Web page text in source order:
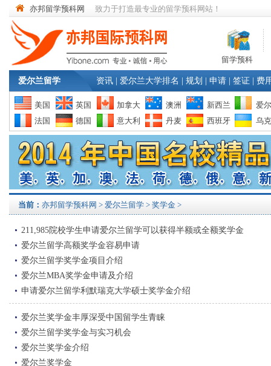
亦邦留学预科网 致力于打造最专业的留学预科网站！
留学预科
爱尔兰留学 资讯 爱尔兰大学排名 规划 申请 签证 费
美国 英国 加拿大 澳洲 新西兰
爱
法国
德国 意大利 丹麦 西班牙 乌
当前： 亦邦留学预科网 > 爱尔兰留学 > 奖学金 >
211,985院校学生申请爱尔兰留学可以获得半额或全额奖学金
爱尔兰留学高额奖学金容易申请
爱尔兰留学奖学金项目介绍
爱尔兰MBA奖学金申请及介绍
申请爱尔兰留学利默瑞克大学硕士奖学金介绍
爱尔兰奖学金丰厚深受中国留学生青睐
爱尔兰留学奖学金与实习机会
爱尔兰奖学金介绍
爱尔兰奖学金